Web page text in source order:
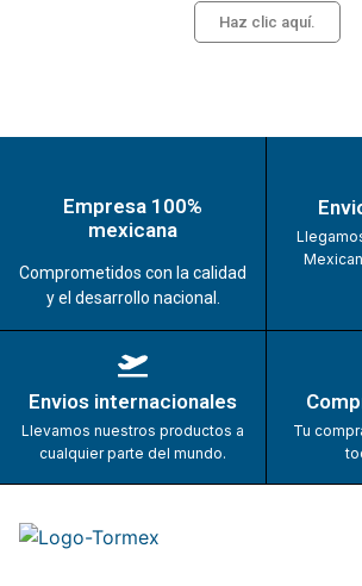
Haz clic aquí.
Empresa 100%
mexicana
Comprometidos con la calidad
y el desarrollo nacional.
Envios internacionales
Llevamos nuestros productos a
cualquier parte del mundo.
Tu